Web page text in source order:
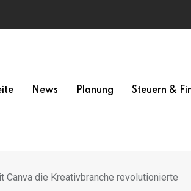
News Planung Steuern &
die Kreativbranche revolutionierte